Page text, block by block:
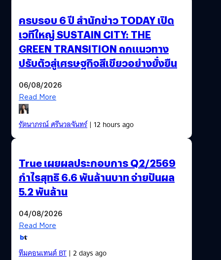
ครบรอบ 6 ปี สำนักข่าว TODAY เปิด
เวทีใหญ่ SUSTAIN CITY: THE
GREEN TRANSITION ถกแนวทาง
ปรับตัวสู่เศรษฐกิจสีเขียวอย่างยั่งยืน
06/08/2026
Read More
รัตนาภรณ์ ศรีนวลจันทร์| 12 hours ago
True เผยผลประกอบการ Q2/2569
กำไรสุทธิ 6.6 พันล้านบาท จ่ายปันผล
5.2 พันล้าน
04/08/2026
Read More
ทีมคอนเทนต์ BT| 2 days ago